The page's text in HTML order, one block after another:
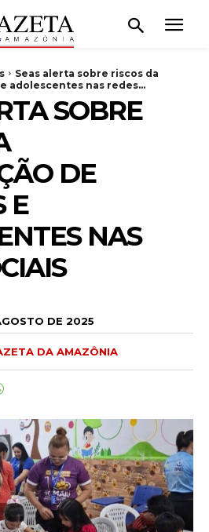
Seas alerta sobre riscos da
adolescentes nas redes...
SOBRE
DE
E
NAS
DE 2025
DA AMAZÔNIA